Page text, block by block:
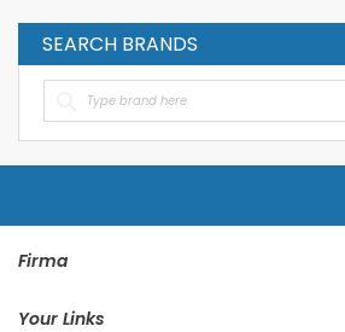
SEARCH BRANDS
Firma
Your Links